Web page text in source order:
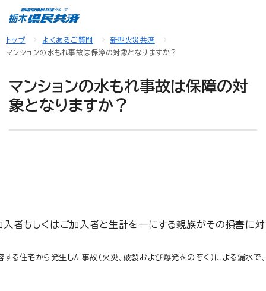
トップ よくあるご質問
新型火災共済
マンションの水もれ事故は保障の対象となりますか？
マンションの水もれ事故は保障の対
象となりますか？
しくはご加入者と生計を一にする親族がその損害に対
る住宅から発生した事故（火災、破裂および爆発をのぞく）による漏水